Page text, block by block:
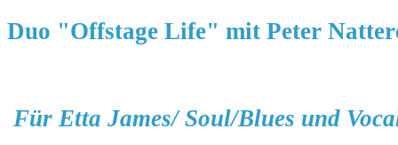
Duo "Offstage Life" mit Peter
Für Etta James/ Soul/Blues und